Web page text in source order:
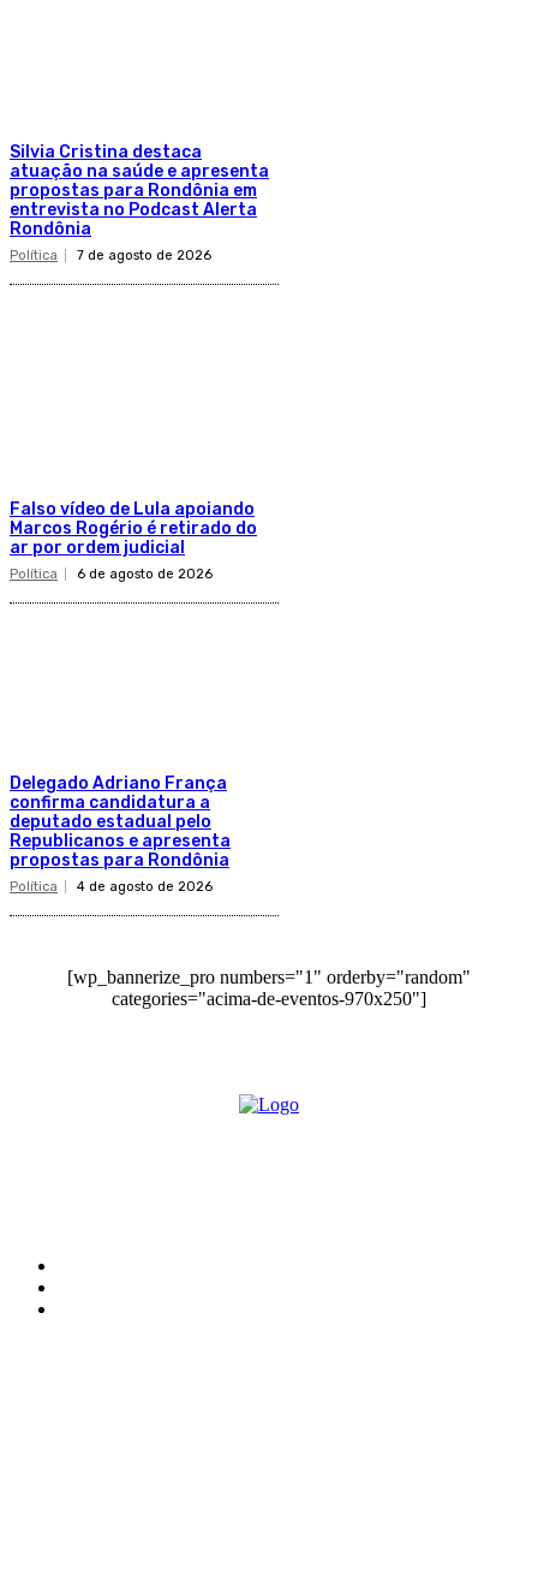
Silvia Cristina destaca
atuação na saúde e apresenta
propostas para Rondônia em
entrevista no Podcast Alerta
Rondônia
Política 7 de agosto de 2026
Falso vídeo de Lula apoiando
Marcos Rogério é retirado do
ar por ordem judicial
Política 6 de agosto de 2026
Delegado Adriano França
confirma candidatura a
deputado estadual pelo
Republicanos e apresenta
propostas para Rondônia
Política 4 de agosto de 2026
[wp_bannerize_pro numbers="1" orderby="random"
categories="acima-de-eventos-970x250"]